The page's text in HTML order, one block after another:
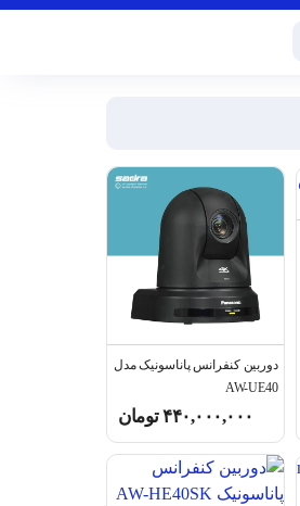
دوربین کنفرانس پاناسونیک مدل
AW-UE40
۴۴۰,۰۰۰,۰۰۰تومان